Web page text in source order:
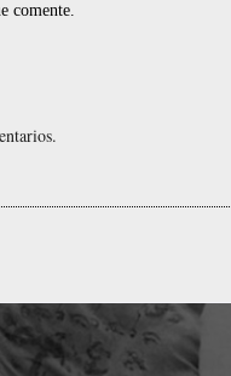
comente.